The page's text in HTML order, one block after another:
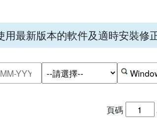
用最新版本的軟件及適時安裝修
搜尋日期範圍的開始日期，格式為日日-
請輸入搜尋日期範圍的結束
按關鍵字
頁碼